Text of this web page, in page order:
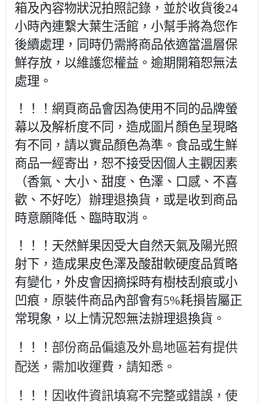
箱及內容物狀況拍照記錄，並於收貨後24
小時內連繫大葉生活館，小幫手將為您作
後續處理，同時仍需將商品依適當溫層保
鮮存放，以維護您權益。逾期開箱恕無法
處理。
！！！網頁商品會因為使用不同的品牌螢
幕以及解析度不同，造成圖片顏色呈現略
有不同，請以實品顏色為準。食品或生鮮
商品一經寄出，恕不接受因個人主觀因素
（香氣、大小、甜度、色澤、口感、不喜
歡、不好吃）辦理退換貨，或是收到商品
時意願降低、臨時取消。
！！！天然鮮果因受大自然天氣及陽光照
射下，造成果皮色澤及酸甜軟硬度品質略
有變化，外皮會因摘採時有樹枝刮痕或小
凹痕，原裝件商品內部會有5%耗損皆屬正
常現象，以上情況恕無法辦理退換貨。
！！！ 部份商品偏遠及外島地區若有提供
配送，需加收運費，請知悉。
！！！ 因收件資訊填寫不完整或錯誤，使